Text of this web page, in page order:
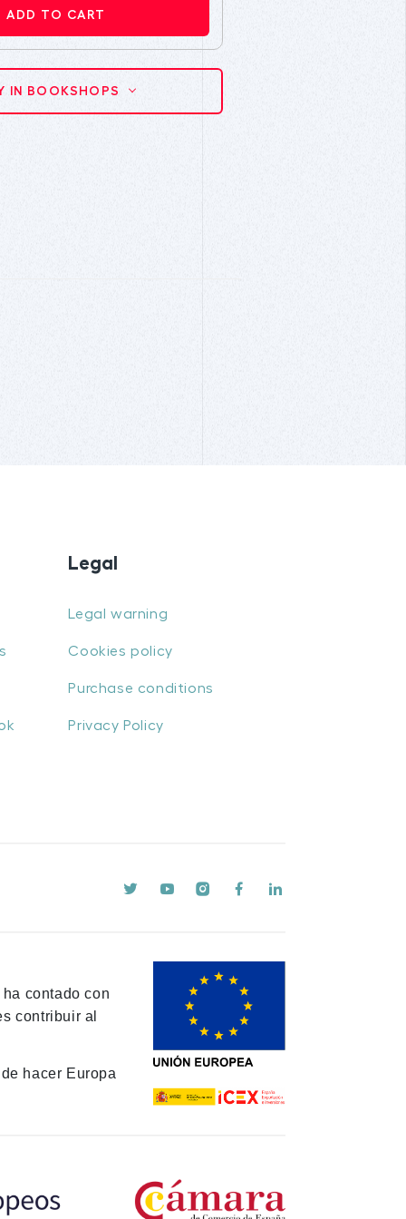
ADD TO CART
IN BOOKSHOPS
Legal
Legal warning
Cookies policy
Purchase conditions
Privacy Policy
contado con
contribuir al
hacer Europa